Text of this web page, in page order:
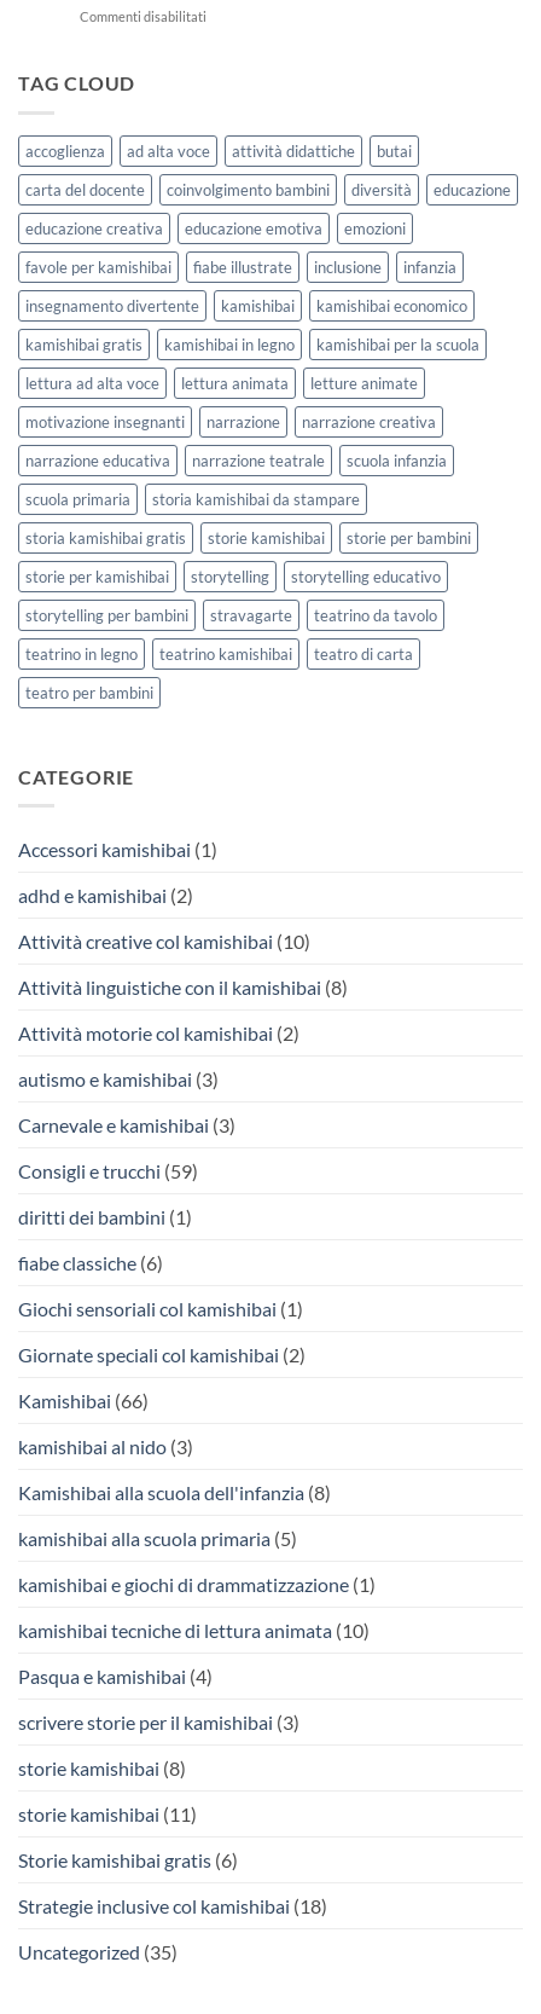
Settembre
2026
Commenti disabilitati
lavorare
sull’accoglienza
a
scuola
TAG CLOUD
accoglienza ad alta voce attività didattiche
butai
carta del docente
coinvolgimento bambini diversità
educazione
educazione creativa
educazione emotiva
emozioni
favole per kamishibai
fiabe illustrate inclusione
infanzia
insegnamento divertente
kamishibai
kamishibai economico
kamishibai gratis
kamishibai in legno
kamishibai per la scuola
lettura ad alta voce
lettura animata
letture animate
motivazione insegnanti
narrazione
narrazione creativa
narrazione educativa
narrazione teatrale
scuola infanzia
scuola primaria
storia kamishibai da stampare
storia kamishibai gratis
storie kamishibai
storie per bambini
storie per kamishibai
storytelling
storytelling educativo
storytelling per bambini
stravagarte
teatrino da tavolo
teatrino in legno
teatrino kamishibai
teatro di carta
teatro per bambini
CATEGORIE
Accessori kamishibai (1)
adhd e kamishibai (2)
Attività creative col kamishibai (10)
Attività linguistiche con il kamishibai (8)
Attività motorie col kamishibai (2)
autismo e kamishibai (3)
Carnevale e kamishibai (3)
Consigli e trucchi (59)
diritti dei bambini (1)
fiabe classiche (6)
Giochi sensoriali col kamishibai (1)
Giornate speciali col kamishibai (2)
Kamishibai (66)
kamishibai al nido (3)
Kamishibai alla scuola dell'infanzia (8)
kamishibai alla scuola primaria (5)
kamishibai e giochi di drammatizzazione (1)
kamishibai tecniche di lettura animata (10)
Pasqua e kamishibai (4)
scrivere storie per il kamishibai (3)
storie kamishibai (8)
storie kamishibai (11)
Storie kamishibai gratis (6)
Strategie inclusive col kamishibai (18)
Uncategorized (35)